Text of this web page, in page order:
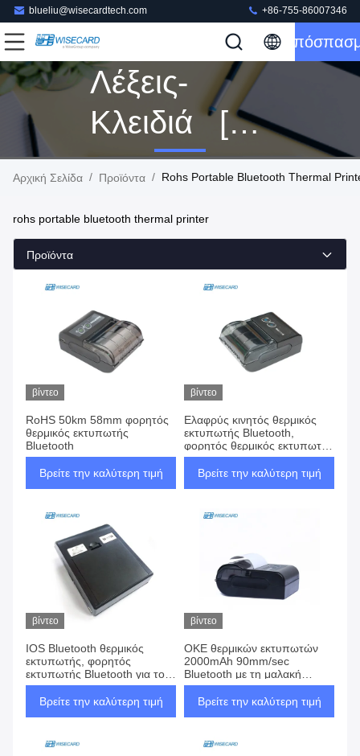
blueliu@wisecardtech.com +86-755-86007346
Λέξεις-
Κλειδιά [
Rohs
Bluetooth
Thermal
Printer ]
Αντιστοιχία
Προϊόντα
Αρχική Σελίδα / Προϊόντα / Rohs Portable Bluetooth Thermal
rohs portable bluetooth thermal printer
Προϊόντα
βίντεο
RoHS 50km 58mm φορητός
θερμικός εκτυπωτής
Bluetooth
Βρείτε την καλύτερη τιμή
βίντεο
Ελαφρύς κινητός θερμικός
εκτυπωτής Bluetooth,
φορητός θερμικός εκτυπωτής
παραλαβών
Βρείτε την καλύτερη τιμή
βίντεο
IOS Bluetooth θερμικός
εκτυπωτής, φορητός
εκτυπωτής Bluetooth για το
αρρενωπό τηλέφωνο
Βρείτε την καλύτερη τιμή
βίντεο
ΟΚΕ θερμικών εκτυπωτών
2000mAh 90mm/sec
Bluetooth με τη μαλακή
συσκευασία
Βρείτε την καλύτερη τιμή